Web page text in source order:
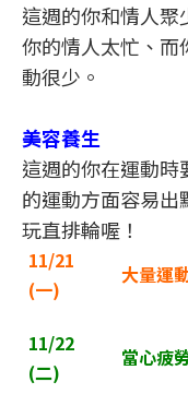
這週的你和情人聚
你的情人太忙、而
動很少。
美容養生
這週的你在運動
的運動方面容易
玩直排輪喔！
11/21
(一)
大量運
11/22
(二)
當心疲